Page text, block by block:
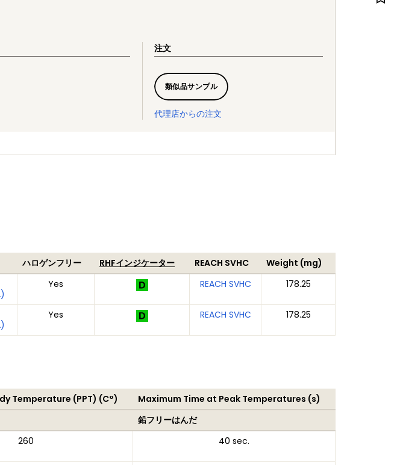
注文
類似品サンプル
代理店からの注文
ハロゲンフリー RHFインジケーター REACH SVHC
Weight (mg)
Yes REACH SVHC 178.25
Yes REACH SVHC 178.25
Temperature (PPT) (C°)
Maximum Time at Peak Temperatures (s)
鉛フリーはんだ
260 40 sec.